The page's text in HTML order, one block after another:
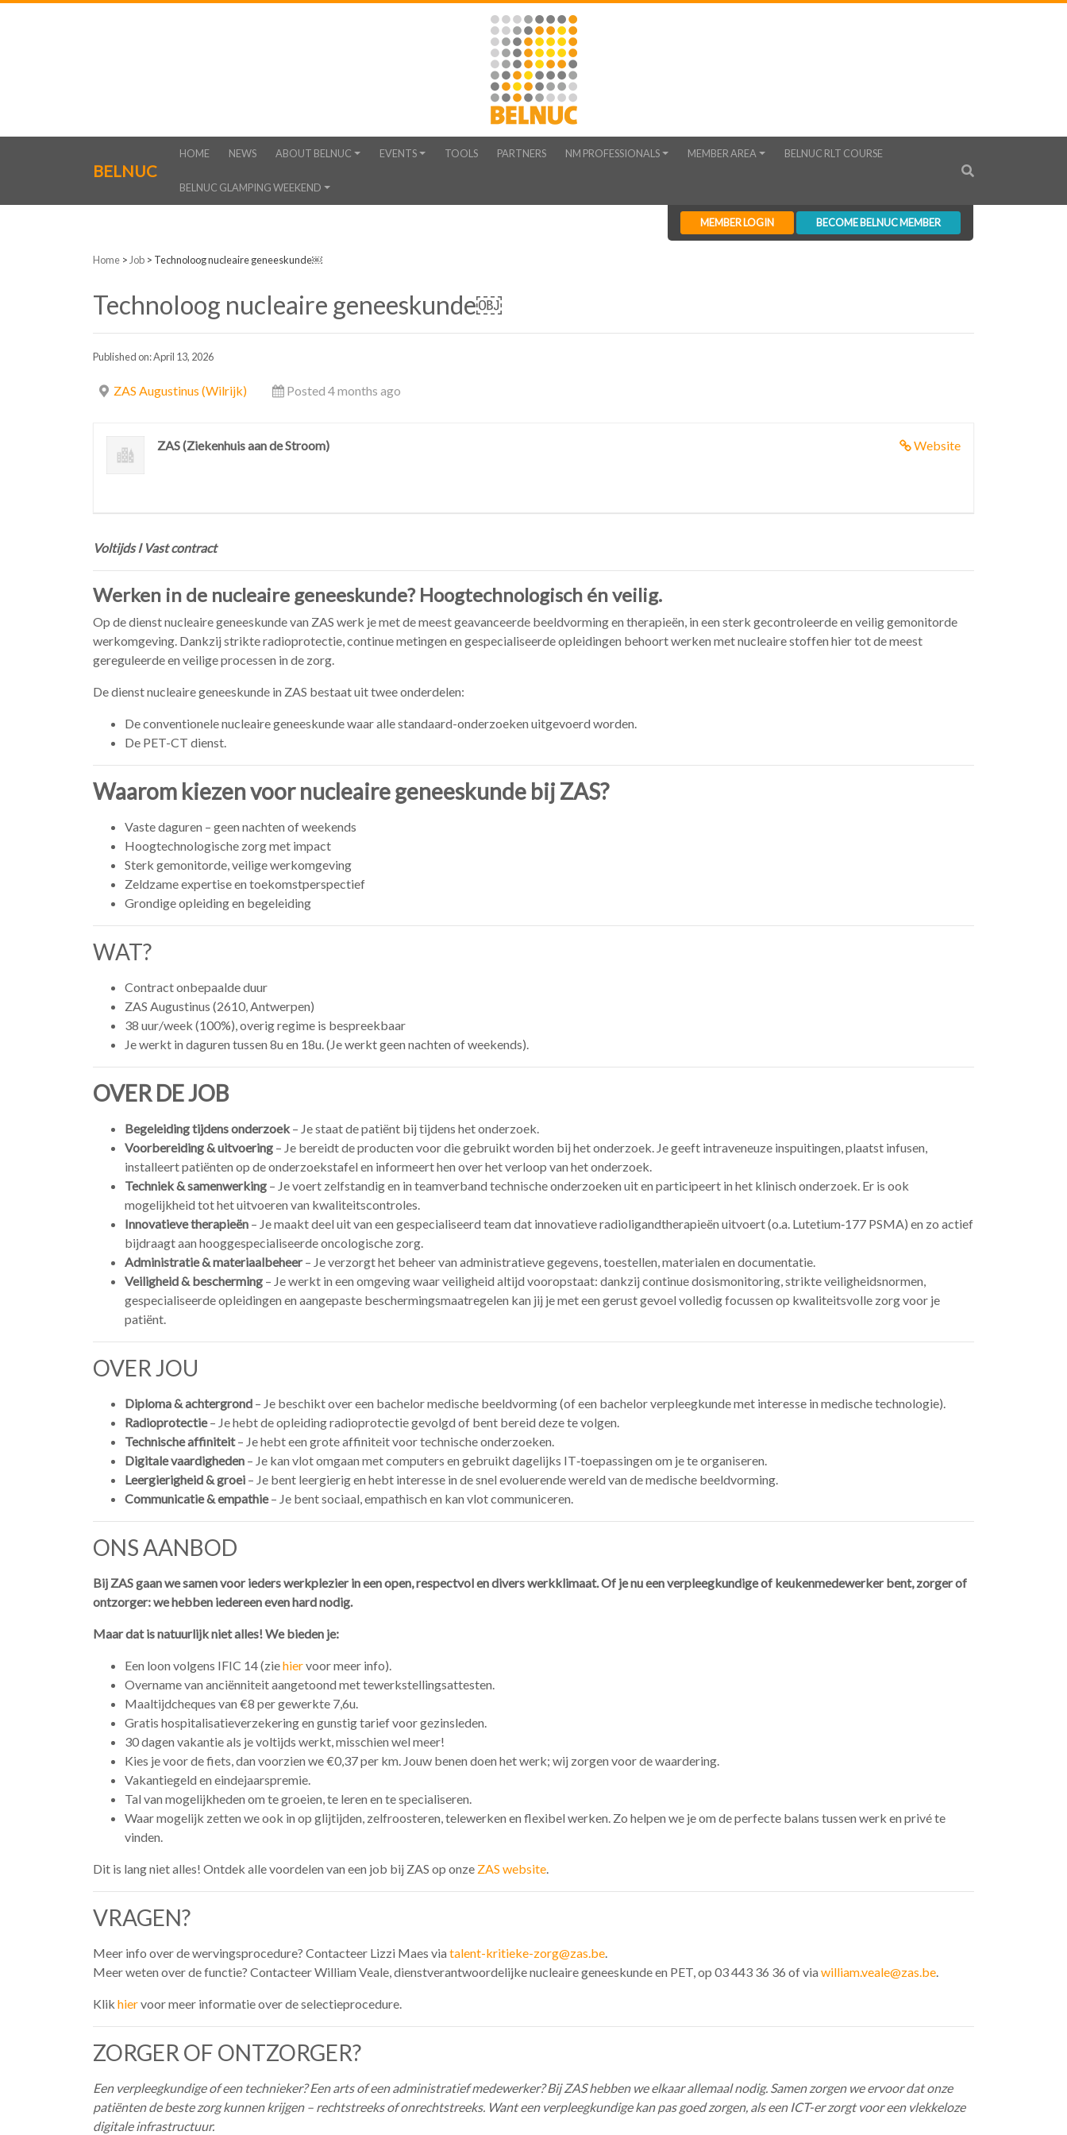
BELNUC
HOME NEWS ABOUT BELNUC EVENTS TOOLS PARTNERS NM PROFESSIONALS MEMBER AREA BELNUC RLT COURSE
BELNUC GLAMPING WEEKEND
MEMBER LOGIN BECOME BELNUC MEMBER
Home > Job > Technoloog nucleaire geneeskunde￼
Technoloog nucleaire geneeskunde￼
Published on: April 13, 2026
ZAS Augustinus (Wilrijk) Posted 4 months ago
Website
ZAS (Ziekenhuis aan de Stroom)
Voltijds I Vast contract
Werken in de nucleaire geneeskunde? Hoogtechnologisch én veilig.
Op de dienst nucleaire geneeskunde van ZAS werk je met de meest geavanceerde beeldvorming en therapieën, in een sterk gecontroleerde en veilig gemonitorde
werkomgeving. Dankzij strikte radioprotectie, continue metingen en gespecialiseerde opleidingen behoort werken met nucleaire stoffen hier tot de meest
gereguleerde en veilige processen in de zorg.
De dienst nucleaire geneeskunde in ZAS bestaat uit twee onderdelen:
De conventionele nucleaire geneeskunde waar alle standaard-onderzoeken uitgevoerd worden.
De PET-CT dienst.
Waarom kiezen voor nucleaire geneeskunde bij ZAS?
Vaste daguren – geen nachten of weekends
Hoogtechnologische zorg met impact
Sterk gemonitorde, veilige werkomgeving
Zeldzame expertise en toekomstperspectief
Grondige opleiding en begeleiding
WAT?
Contract onbepaalde duur
ZAS Augustinus (2610, Antwerpen)
38 uur/week (100%), overig regime is bespreekbaar
Je werkt in daguren tussen 8u en 18u. (Je werkt geen nachten of weekends).
OVER DE JOB
Begeleiding tijdens onderzoek – Je staat de patiënt bij tijdens het onderzoek.
Voorbereiding & uitvoering – Je bereidt de producten voor die gebruikt worden bij het onderzoek. Je geeft intraveneuze inspuitingen, plaatst infusen,
installeert patiënten op de onderzoekstafel en informeert hen over het verloop van het onderzoek.
Techniek & samenwerking – Je voert zelfstandig en in teamverband technische onderzoeken uit en participeert in het klinisch onderzoek. Er is ook
mogelijkheid tot het uitvoeren van kwaliteitscontroles.
Innovatieve therapieën – Je maakt deel uit van een gespecialiseerd team dat innovatieve radioligandtherapieën uitvoert (o.a. Lutetium‑177 PSMA) en zo actief
bijdraagt aan hooggespecialiseerde oncologische zorg.
Administratie & materiaalbeheer– Je verzorgt het beheer van administratieve gegevens, toestellen, materialen en documentatie.
Veiligheid & bescherming – Je werkt in een omgeving waar veiligheid altijd vooropstaat: dankzij continue dosismonitoring, strikte veiligheidsnormen,
gespecialiseerde opleidingen en aangepaste beschermingsmaatregelen kan jij je met een gerust gevoel volledig focussen op kwaliteitsvolle zorg voor je
patiënt.
OVER JOU
Diploma & achtergrond – Je beschikt over een bachelor medische beeldvorming (of een bachelor verpleegkunde met interesse in medische technologie).
Radioprotectie– Je hebt de opleiding radioprotectie gevolgd of bent bereid deze te volgen.
Technische affiniteit– Je hebt een grote affiniteit voor technische onderzoeken.
Digitale vaardigheden – Je kan vlot omgaan met computers en gebruikt dagelijks IT‑toepassingen om je te organiseren.
Leergierigheid & groei – Je bent leergierig en hebt interesse in de snel evoluerende wereld van de medische beeldvorming.
Communicatie & empathie– Je bent sociaal, empathisch en kan vlot communiceren.
ONS AANBOD
Bij ZAS gaan we samen voor ieders werkplezier in een open, respectvol en divers werkklimaat. Of je nu een verpleegkundige of keukenmedewerker bent, zorger of
ontzorger: we hebben iedereen even hard nodig.
Maar dat is natuurlijk niet alles! We bieden je:
Een loon volgens IFIC 14 (ziehiervoor meer info).
Overname van anciënniteit aangetoond met tewerkstellingsattesten.
Maaltijdcheques van €8 per gewerkte 7,6u.
Gratis hospitalisatieverzekering en gunstig tarief voor gezinsleden.
30 dagen vakantie als je voltijds werkt, misschien wel meer!
Kies je voor de fiets, dan voorzien we €0,37 per km. Jouw benen doen het werk; wij zorgen voor de waardering.
Vakantiegeld en eindejaarspremie.
Tal van mogelijkheden om te groeien, te leren en te specialiseren.
Waar mogelijk zetten we ook in op glijtijden, zelfroosteren, telewerken en flexibel werken. Zo helpen we je om de perfecte balans tussen werk en privé te
vinden.
Dit is lang niet alles! Ontdek alle voordelen van een job bij ZAS op onze ZAS website.
VRAGEN?
Meer info over de wervingsprocedure? Contacteer Lizzi Maes via talent-kritieke-zorg@zas.be.
Meer weten over de functie? Contacteer William Veale, dienstverantwoordelijke nucleaire geneeskunde en PET, op 03 443 36 36 of via william.veale@zas.be.
Klik hiervoor meer informatie over de selectieprocedure.
ZORGER OF ONTZORGER?
Een verpleegkundige of een technieker? Een arts of een administratief medewerker? Bij ZAS hebben we elkaar allemaal nodig. Samen zorgen we ervoor dat onze
patiënten de beste zorg kunnen krijgen – rechtstreeks of onrechtstreeks. Want een verpleegkundige kan pas goed zorgen, als een ICT-er zorgt voor een vlekkeloze
digitale infrastructuur.